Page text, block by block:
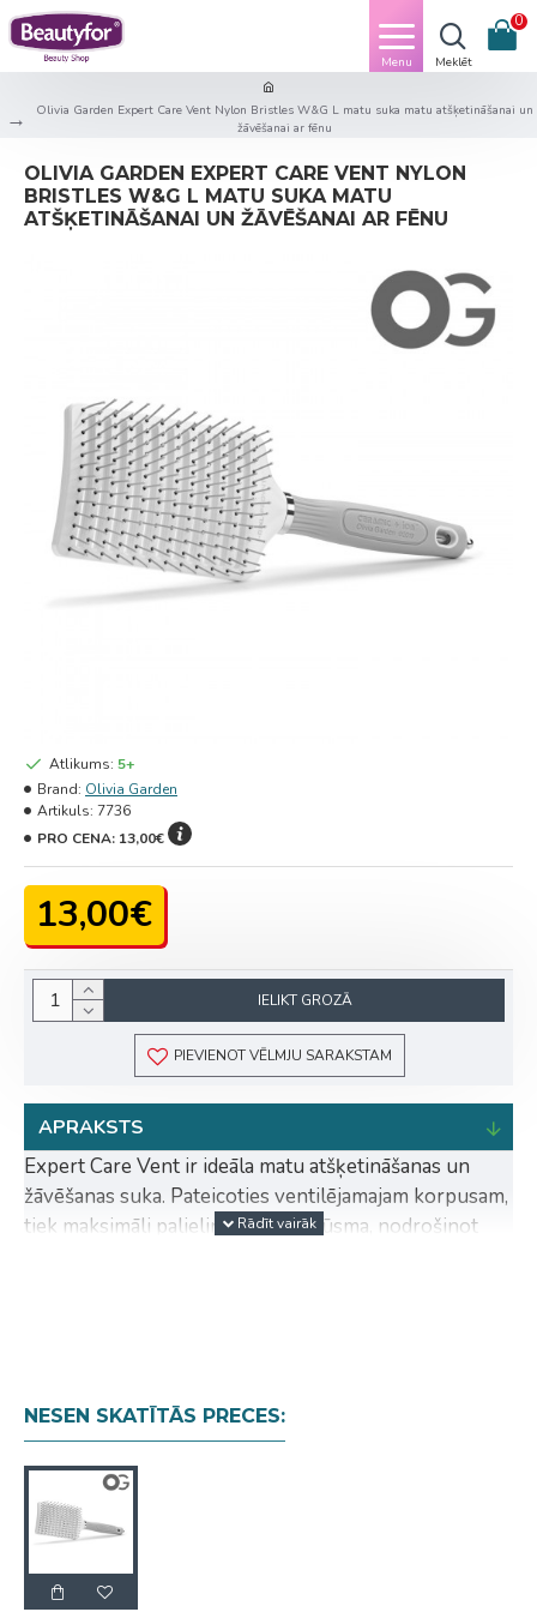
0
Olivia Garden Expert Care Vent Nylon Bristles W&G L matu suka matu atšķetināšanai un
žāvēšanai ar fēnu
OLIVIA GARDEN EXPERT CARE VENT NYLON
BRISTLES W&G L MATU SUKA MATU
ATŠĶETINĀŠANAI UN ŽĀVĒŠANAI AR FĒNU
13,00€
Atlikums: 5+
Brand: Olivia Garden
Artikuls: 7736
PRO CENA: 13,00€
IELIKT GROZĀ
PIEVIENOT VĒLMJU SARAKSTAM
APRAKSTS
Expert Care Vent ir ideāla matu atšķetināšanas un
žāvēšanas suka. Pateicoties ventilējamajam korpusam,
tiek maksimāli palielināta gaisa plūsma, nodrošinot
veidošanu
Novērš matu elektrizēšanos un pasargā tos no
izžūšanas
Noapaļoti neilona sariņi
NESEN SKATĪTĀS PRECES: